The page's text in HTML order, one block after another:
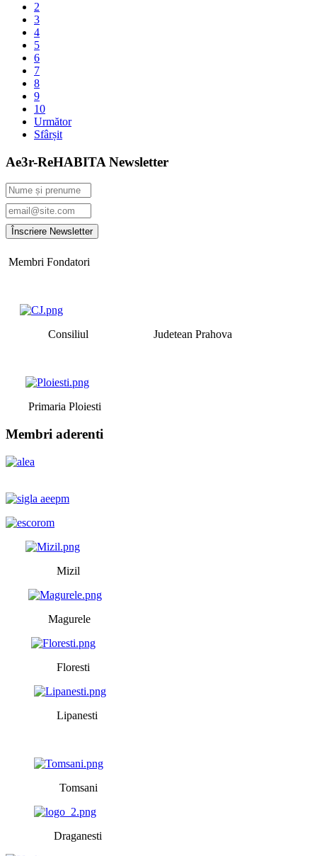
2
3
4
5
6
7
8
9
10
Următor
Sfârșit
Ae3r-ReHABITA Newsletter
Membri Fondatori
Consiliul Judetean Prahova
Primaria Ploiesti
Membri aderenti
Mizil
Magurele
Floresti
Lipanesti
Tomsani
Draganesti